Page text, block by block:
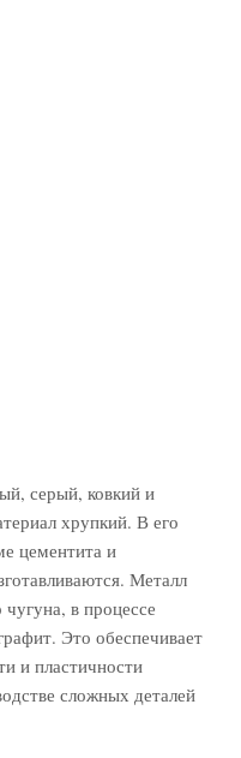
серый, ковкий и
хрупкий. В его
цементита и
Металл
в процессе
Это обеспечивает
и пластичности
сложных деталей